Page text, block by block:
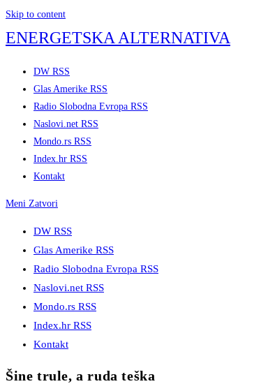
Skip to content
ENERGETSKA ALTERNATIVA
DW RSS
Glas Amerike RSS
Radio Slobodna Evropa RSS
Naslovi.net RSS
Mondo.rs RSS
Index.hr RSS
Kontakt
Meni Zatvori
DW RSS
Glas Amerike RSS
Radio Slobodna Evropa RSS
Naslovi.net RSS
Mondo.rs RSS
Index.hr RSS
Kontakt
Šine trule, a ruda teška